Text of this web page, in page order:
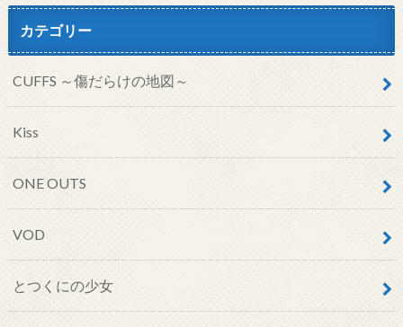
カテゴリー
CUFFS ～傷だらけの地図～
Kiss
ONE OUTS
VOD
とつくにの少女